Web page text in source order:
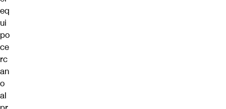
eq
ui
po
ce
rc
an
o
al